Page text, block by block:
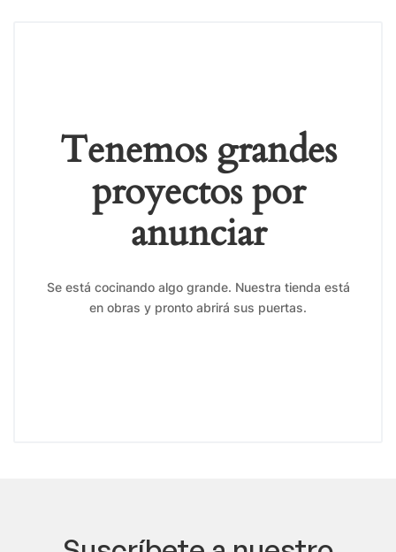
Tenemos grandes
proyectos por
anunciar
Se está cocinando algo grande. Nuestra tienda está
en obras y pronto abrirá sus puertas.